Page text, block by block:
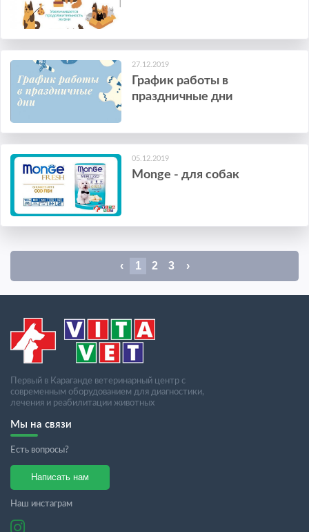
27.12.2019
График работы в
праздничные дни
05.12.2019
Monge - для собак
‹ 1 2 3 ›
Первый в Караганде ветеринарный центр с
современным оборудованием для диагностики,
лечения и реабилитации животных
Мы на связи
Есть вопросы?
Написать нам
Наш инстаграм